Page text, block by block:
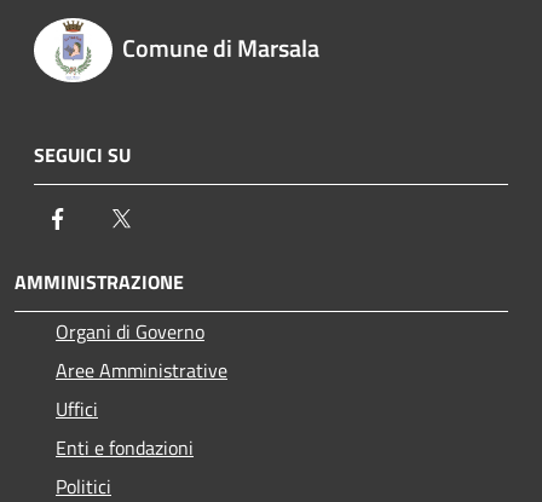
Comune di Marsala
SEGUICI SU
Facebook
AMMINISTRAZIONE
Organi di Governo
Aree Amministrative
Uffici
Enti e fondazioni
Politici